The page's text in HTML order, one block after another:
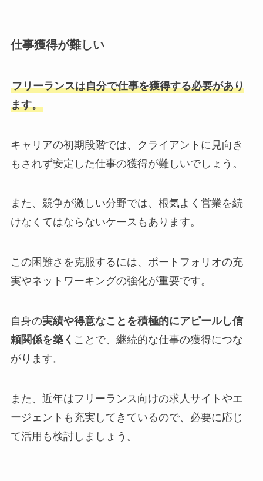
仕事獲得が難しい
フリーランスは自分で仕事を獲得する必要があり
ます。
キャリアの初期段階では、クライアントに見向き
もされず安定した仕事の獲得が難しいでしょう。
また、競争が激しい分野では、根気よく営業を続
けなくてはならないケースもあります。
この困難さを克服するには、ポートフォリオの充
実やネットワーキングの強化が重要です。
自身の実績や得意なことを積極的にアピールし信
頼関係を築く ことで、継続的な仕事の獲得につな
がります。
また、近年はフリーランス向けの求人サイトやエ
ージェントも充実してきているので、必要に応じ
て活用も検討しましょう。